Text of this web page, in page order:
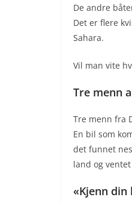
De andre
Det er flere
Sahara.
Vil man vite
Tre menn
Tre menn fra
En bil som
det funnet
land og
«Kjenn